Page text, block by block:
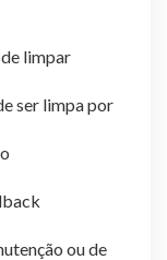
limpar
ser limpa por
ou de